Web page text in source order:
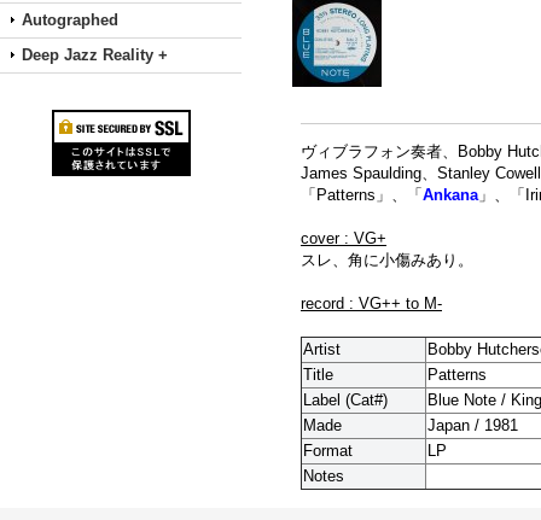
Autographed
Deep Jazz Reality +
ヴィブラフォン奏者、Bobby
James Spaulding、Stanley
「Patterns」、「 Ankana」、「
cover : VG+
スレ、角に小傷みあり。
record : VG++ to M-
Artist
Bobby
Title
Patterns
Label (Cat#)
Blue Note /
Made
Japan / 1981
Format
LP
Notes